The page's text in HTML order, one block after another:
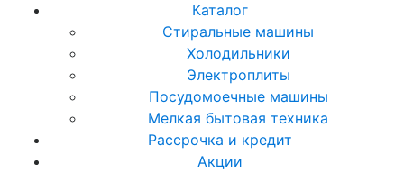
Каталог
Стиральные машины
Холодильники
Электроплиты
Посудомоечные машины
Мелкая бытовая техника
Рассрочка и кредит
Акции